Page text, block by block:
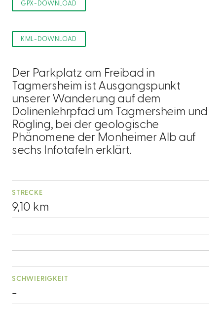
Der Parkplatz am Freibad in
Tagmersheim ist Ausgangspunkt
unserer Wanderung auf dem
Dolinenlehrpfad um Tagmersheim und
Rögling, bei der geologische
Phänomene der Monheimer Alb auf
sechs Infotafeln erklärt.
STRECKE
9,10 km
SCHWIERIGKEIT
-
GPX-DOWNLOAD
KML-DOWNLOAD